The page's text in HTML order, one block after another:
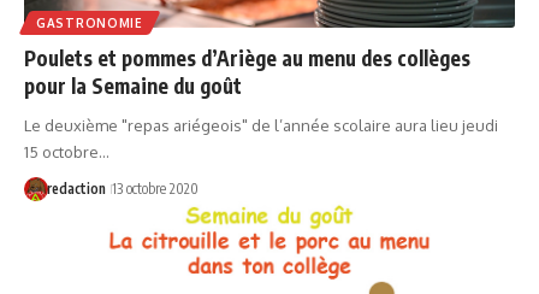
GASTRONOMIE
Poulets et pommes d’Ariège au menu des collèges
pour la Semaine du goût
Le deuxième "repas ariégeois" de l’année scolaire aura lieu jeudi
15 octobre…
redaction 13 octobre 2020